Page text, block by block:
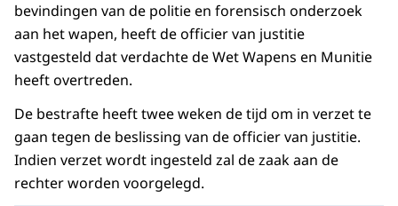
bevindingen van de politie en forensisch onderzoek
aan het wapen, heeft de officier van justitie
vastgesteld dat verdachte de Wet Wapens en Munitie
heeft overtreden.
De bestrafte heeft twee weken de tijd om in verzet te
gaan tegen de beslissing van de officier van justitie.
Indien verzet wordt ingesteld zal de zaak aan de
rechter worden voorgelegd.